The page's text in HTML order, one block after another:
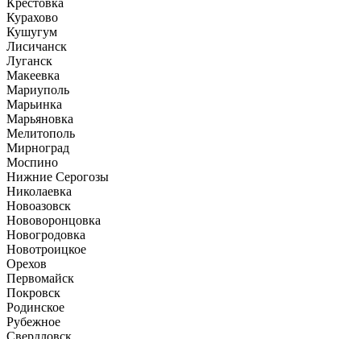
Крестовка
Курахово
Кушугум
Лисичанск
Луганск
Макеевка
Мариуполь
Марьинка
Марьяновка
Мелитополь
Мирноград
Моспино
Нижние Серогозы
Николаевка
Новоазовск
Нововоронцовка
Новогродовка
Новотроицкое
Орехов
Первомайск
Покровск
Родинское
Рубежное
Свердловск